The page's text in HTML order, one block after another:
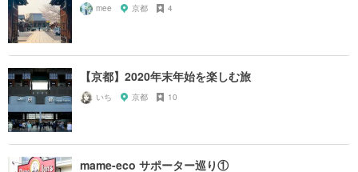
mee 京都 4
【京都】2020年末年始を楽しむ旅
いち 京都 10
mame-eco サポーター巡り①